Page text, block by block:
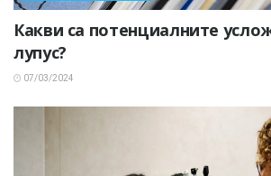
Какви са потенциалните
лупус?
07/03/2024